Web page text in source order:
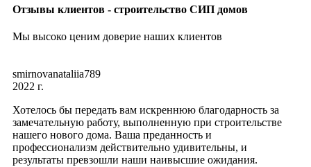
Отзывы клиентов - строительство СИП домов
Мы высоко ценим доверие наших клиентов
smirnovanataliia789
2022 г.
Хотелось бы передать вам искреннюю благодарность за
замечательную работу, выполненную при строительстве
нашего нового дома. Ваша преданность и
профессионализм действительно удивительны, и
результаты превзошли наши наивысшие ожидания.